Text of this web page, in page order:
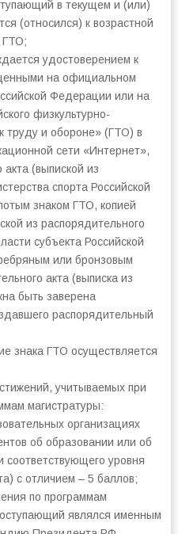
в текущем и (или)
(относился) к возрастной
ГТО;
удостоверением к
на официальном
Федерации или на
физкультурно-
труду и обороне» (ГТО) в
сети «Интернет»,
(выпиской из
спорта Российской
знаком ГТО, копией
из распорядительного
субъекта Российской
или бронзовым
акта (выписка из
быть заверена
распорядительный
знака ГТО осуществляется
учитываемых при
магистратуры:
организациях
об образовании или об
уровня
с отличием – 5 баллов;
по программам
являлся именным